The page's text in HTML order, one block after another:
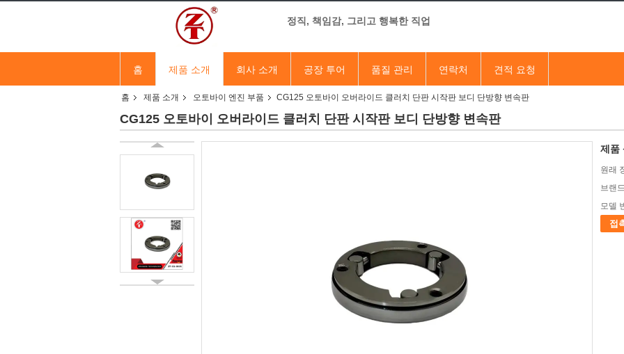
정직, 책임감, 그리고 행복한 직업
홈 제품 소개 회사 소개 공장 투어 품질 관리 연락처 견적 요청
홈 제품 소개 오토바이 엔진 부품 CG125 오토바이 오버라이드 클러치 단판 시작판 보디 단방향 변속판
CG125 오토바이 오버라이드 클러치 단판 시작판 보디 단방향 변속판
제품
원래
브랜
모델
접